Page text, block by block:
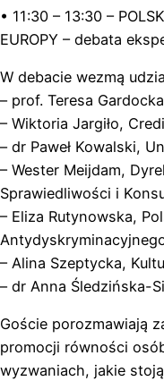
• 11:30 – 13:30 –
EUROPY – debata
W debacie wezmą
– prof. Teresa
– Wiktoria Jargiło,
– dr Paweł Kowalski,
– Wester Meijdam,
Sprawiedliwości i
– Eliza Rutynowska,
– Alina Szeptycka,
– dr Anna Śledzińska-
Goście porozmawiają
promocji równości
wyzwaniach, jakie